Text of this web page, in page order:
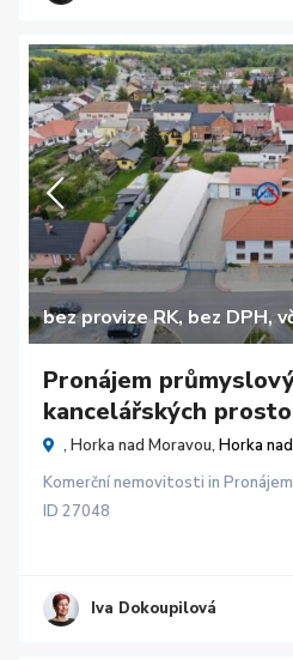
bez provize RK, bez DPH,
Pronájem
kancelářských
, Horka nad Moravou, Horka
Komerční nemovitosti in Pronájem
ID 27048
Iva Dokoupilová